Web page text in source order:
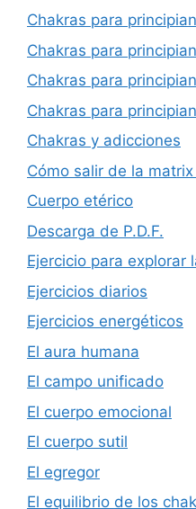
Chakras para
Chakras para
Chakras para
Chakras para
Chakras y adicciones
Cómo salir de la
Cuerpo etérico
Descarga de P.D.F.
Ejercicio para explorar
Ejercicios diarios
Ejercicios energéticos
El aura humana
El campo unificado
El cuerpo emocional
El cuerpo sutil
El egregor
El equilibrio de los